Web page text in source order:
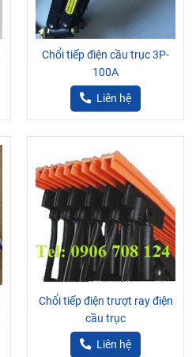
Chổi tiếp điện cầu trục 3P-
100A
Liên hệ
Chổi tiếp điện trượt ray điện
cầu trục
Liên hệ